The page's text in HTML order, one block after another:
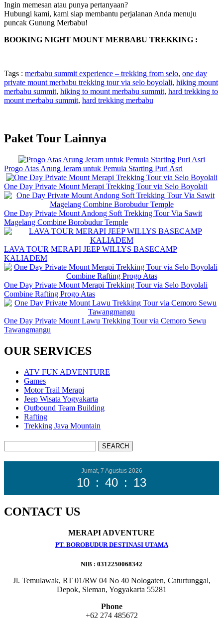
Ingin memesan atau punya pertanyaan?
Hubungi kami, kami siap membantu perjalanan Anda menuju
puncak Gunung Merbabu!
BOOKING NIGHT MOUNT MERBABU TREKKING :
Tags : merbabu summit experience – trekking from selo, one day
private mount merbabu trekking tour via selo boyolali, hiking mount
merbabu summit, hiking to mount merbabu summit, hard trekking to
mount merbabu summit, hard trekking merbabu
Paket Tour Lainnya
Progo Atas Arung Jeram untuk Pemula Starting Puri Asri
One Day Private Mount Merapi Trekking Tour via Selo Boyolali
One Day Private Mount Andong Soft Trekking Tour Via Sawit
Magelang Combine Borobudur Temple
LAVA TOUR MERAPI JEEP WILLYS BASECAMP
KALIADEM
One Day Private Mount Merapi Trekking Tour via Selo Boyolali
Combine Rafting Progo Atas
One Day Private Mount Lawu Trekking Tour via Cemoro Sewu
Tawangmangu
OUR SERVICES
ATV FUN ADVENTURE
Games
Motor Trail Merapi
Jeep Wisata Yogyakarta
Outbound Team Building
Rafting
Trekking Java Mountain
Jumat, 7 Agustus 2026
10 : 40 : 13
CONTACT US
MERAPI ADVENTURE
PT. BOROBUDUR DESTINASI UTAMA
NIB : 0312250068342
Jl. Temulawak, RT 01/RW 04 No 40 Nologaten, Caturtunggal,
Depok, Sleman, Yogyakarta 55281
Phone
+62 274 485672